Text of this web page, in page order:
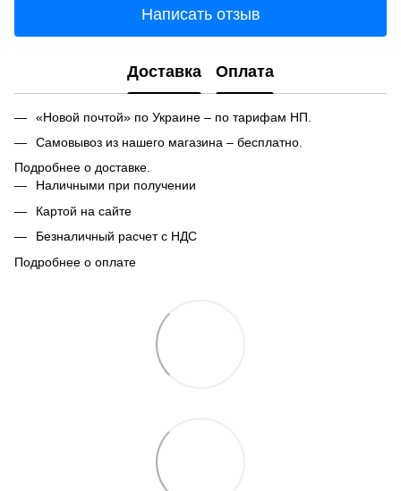
Написать отзыв
Доставка Оплата
«Новой почтой» по Украине – по тарифам НП.
Самовывоз из нашего магазина – бесплатно.
Подробнее о доставке.
Наличными при получении
Картой на сайте
Безналичный расчет с НДС
Подробнее о оплате